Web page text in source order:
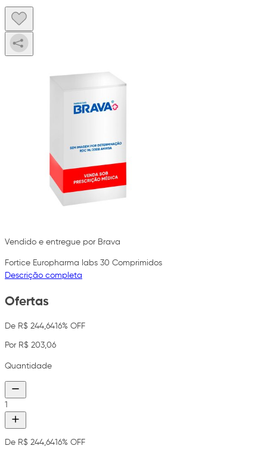
Vendido e entregue por Brava
Fortice Europharma labs 30 Comprimidos
Descrição completa
Ofertas
De R$ 244,6416% OFF
Por R$ 203,06
Quantidade
1
De R$ 244,6416% OFF